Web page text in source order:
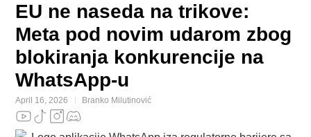
EU ne naseda na trikove:
Meta pod novim udarom zbog
blokiranja konkurencije na
WhatsApp-u
April 16, 2026 Branko Milutinović